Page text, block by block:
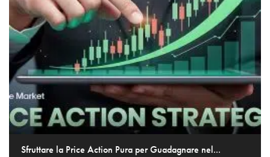
Sfruttare la Price Action Pura per Guadagnare nel...